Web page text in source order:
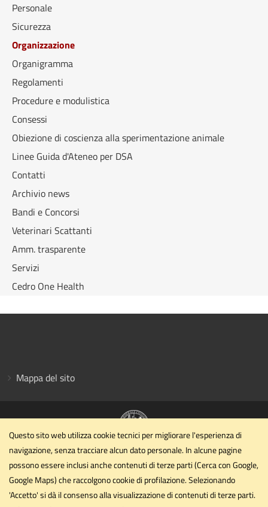
Personale
Sicurezza
Organizzazione
Organigramma
Regolamenti
Procedure e modulistica
Consessi
Obiezione di coscienza alla sperimentazione animale
Linee Guida d'Ateneo per DSA
Contatti
Archivio news
Bandi e Concorsi
Veterinari Scattanti
Amm. trasparente
Servizi
Cedro One Health
Mappa del sito
Dipartimento di Medicina Veterinaria
Università degli Studi di Perugia
Via San Costanzo, 4 - 06126 - PERUGIA
Questo sito web utilizza cookie tecnici per migliorare l'esperienza di
navigazione, senza tracciare alcun dato personale. In alcune pagine
possono essere inclusi anche contenuti di terze parti (Cerca con Google,
Google Maps) che raccolgono cookie di profilazione. Selezionando
'Accetto' si dà il consenso alla visualizzazione di contenuti di terze parti.